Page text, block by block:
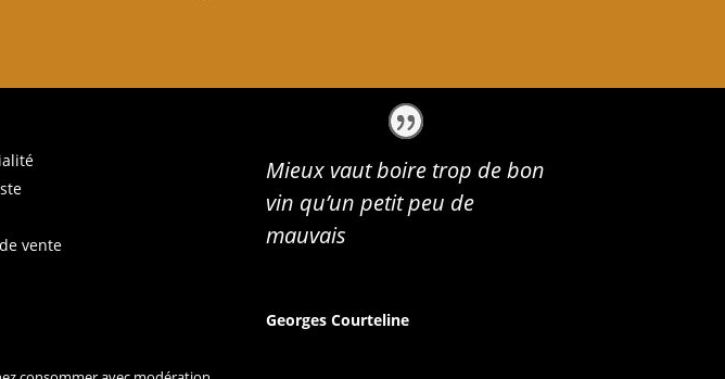
vente
Mieux vaut boire trop de bon
vin qu’un petit peu de
mauvais
Georges Courteline